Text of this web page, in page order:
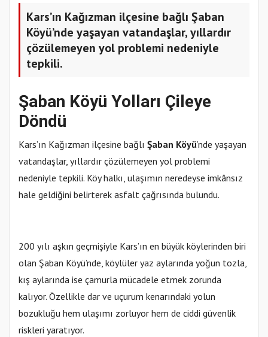
Kars’ın Kağızman ilçesine bağlı Şaban
Köyü’nde yaşayan vatandaşlar, yıllardır
çözülemeyen yol problemi nedeniyle
tepkili.
Şaban Köyü Yolları Çileye
Döndü
Kars’ın Kağızman ilçesine bağlı Şaban Köyü’nde yaşayan
vatandaşlar, yıllardır çözülemeyen yol problemi
nedeniyle tepkili. Köy halkı, ulaşımın neredeyse imkânsız
hale geldiğini belirterek asfalt çağrısında bulundu.
200 yılı aşkın geçmişiyle Kars’ın en büyük köylerinden biri
olan Şaban Köyü’nde, köylüler yaz aylarında yoğun tozla,
kış aylarında ise çamurla mücadele etmek zorunda
kalıyor. Özellikle dar ve uçurum kenarındaki yolun
bozukluğu hem ulaşımı zorluyor hem de ciddi güvenlik
riskleri yaratıyor.